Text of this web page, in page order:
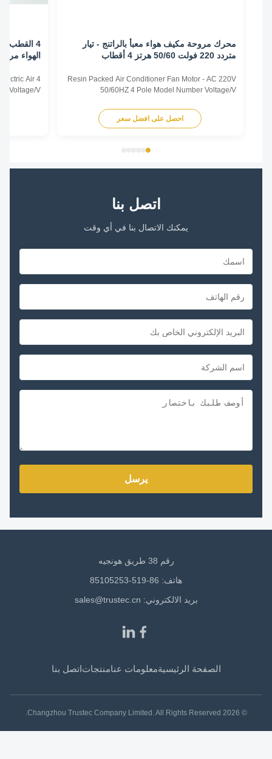
محرك مروحة مكيف هواء معبأ بالراتنج - تيار
متردد 220 فولت 50/60 هرتز 4 أقطاب
Resin Packed Air Conditioner Fan Motor - AC 220V
50/60HZ 4 Pole Model Number Voltage/V
Capacitor/MDF/VAC YFK-07903004-TS01 220-240
50 30 CL E 2/450 Title goes here. Plastic Sealed
احصل على افضل سعر
الهواء مروحة
, Electric Air
Voltage/V
اتصل بنا
يمكنك الاتصال بنا في أي وقت
يرسل
هاتف: 86-519-85105253
بريد الالكتروني: sales@trustec.cn
الصفحة الرئيسيةمعلومات عنامنتجاتاتصل بنا